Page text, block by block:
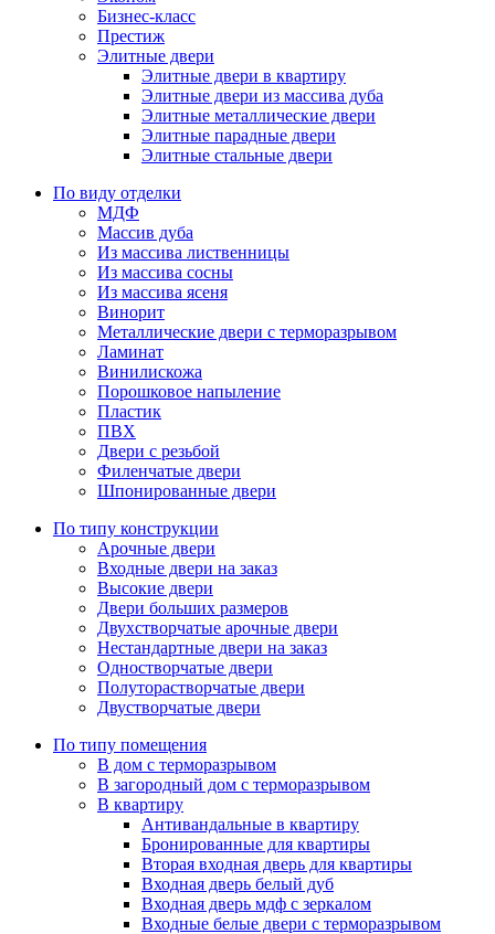
Бизнес-класс
Престиж
Элитные двери
Элитные двери в квартиру
Элитные двери из массива дуба
Элитные металлические двери
Элитные парадные двери
Элитные стальные двери
По виду отделки
МДФ
Массив дуба
Из массива лиственницы
Из массива сосны
Из массива ясеня
Винорит
Металлические двери с терморазрывом
Ламинат
Винилискожа
Порошковое напыление
Пластик
ПВХ
Двери с резьбой
Филенчатые двери
Шпонированные двери
По типу конструкции
Арочные двери
Входные двери на заказ
Высокие двери
Двери больших размеров
Двухстворчатые арочные двери
Нестандартные двери на заказ
Одностворчатые двери
Полуторастворчатые двери
Двустворчатые двери
По типу помещения
В дом с терморазрывом
В загородный дом с терморазрывом
В квартиру
Антивандальные в квартиру
Бронированные для квартиры
Вторая входная дверь для квартиры
Входная дверь белый дуб
Входная дверь мдф с зеркалом
Входные белые двери с терморазрывом